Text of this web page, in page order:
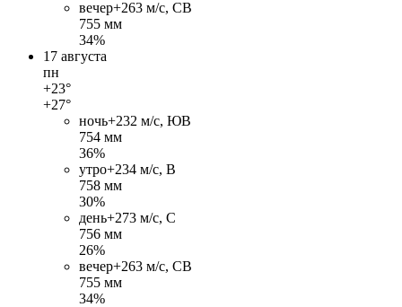
вечер+263 м/c, СВ
755 мм
34%
17 августа
пн
+23°
+27°
ночь+232 м/c, ЮВ
754 мм
36%
утро+234 м/c, В
758 мм
30%
день+273 м/c, С
756 мм
26%
вечер+263 м/c, СВ
755 мм
34%